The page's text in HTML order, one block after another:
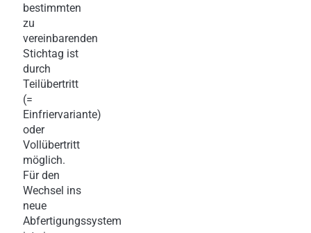
bestimmten
zu
vereinbarenden
Stichtag ist
durch
Teilübertritt
(=
Einfriervariante)
oder
Vollübertritt
möglich.
Für den
Wechsel ins
neue
Abfertigungssystem